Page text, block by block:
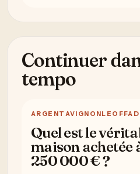
Continuer
tempo
ARGENT
Quel est le
maison achetée
250 000 € ?